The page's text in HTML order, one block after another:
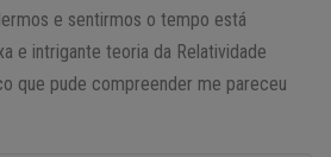
e sentirmos o tempo está
e intrigante teoria da Relatividade
que pude compreender me pareceu